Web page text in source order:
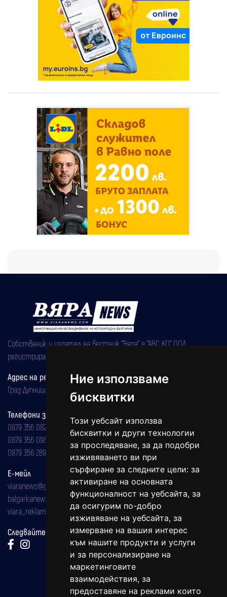
Ние използваме
бисквитки
Този уебсайт използва
бисквитки и други технологии
за проследяване, за да подобри
изживяването ви при
сърфиране за следните цели: за
активиране на основната
функционалност на уебсайта, за
да осигурим по-добро
изживяване на уебсайта, за
измерване на вашия интерес
към нашите продукти и услуги
и за персонализиране на
маркетинговите
взаимодействия, за
предоставяне на реклами които
Собственик и издател на вестник "Вяра" е "АВС КО" ООД,
регистрирана на 08.05.2002 година.
Адрес на редакцията
Град Дупница, ул.''Христо Ботев" 43
Телефони за реклама и абонаменти
0879 356 082
0879 356 098
0879 356 289
Е-мейл
viaranews@gmail.com
balgarkanews@gmail.com
viara_reklama@mail.bg
Следвайте ни: